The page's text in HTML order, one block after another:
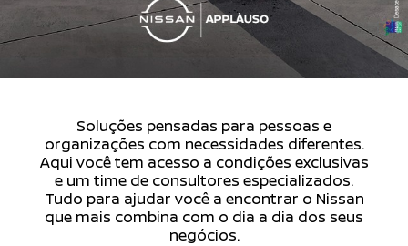
Soluções pensadas para pessoas e
organizações com necessidades diferentes.
Aqui você tem acesso a condições exclusivas
e um time de consultores especializados.
Tudo para ajudar você a encontrar o Nissan
que mais combina com o dia a dia dos seus
negócios.